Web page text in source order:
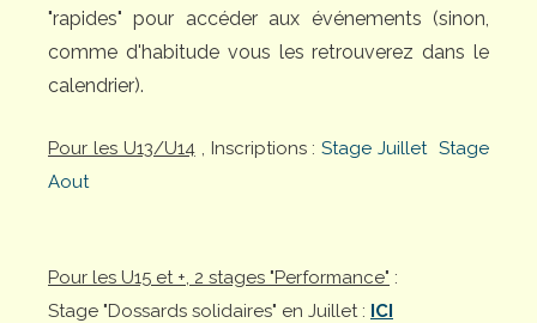
"rapides" pour accéder aux événements (sinon,
comme d'habitude vous les retrouverez dans le
calendrier).
Pour les U13/U14, Inscriptions :Stage Juillet Stage
Aout
Pour les U15 et +, 2 stages "Performance" :
Stage "Dossards solidaires" en Juillet : ICI